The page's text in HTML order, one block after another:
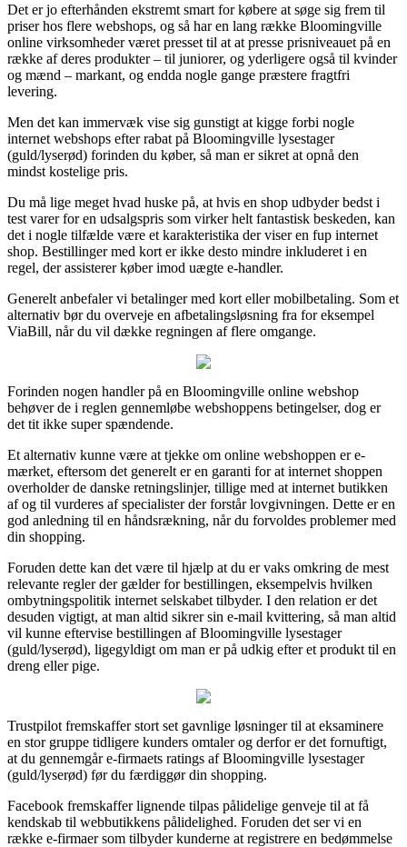
Det er jo efterhånden ekstremt smart for købere at søge sig frem til
priser hos flere webshops, og så har en lang række Bloomingville
online virksomheder været presset til at at presse prisniveauet på en
række af deres produkter – til juniorer, og yderligere også til kvinder
og mænd – markant, og endda nogle gange præstere fragtfri
levering.
Men det kan immervæk vise sig gunstigt at kigge forbi nogle
internet webshops efter rabat på Bloomingville lysestager
(guld/lyserød) forinden du køber, så man er sikret at opnå den
mindst kostelige pris.
Du må lige meget hvad huske på, at hvis en shop udbyder bedst i
test varer for en udsalgspris som virker helt fantastisk beskeden, kan
det i nogle tilfælde være et karakteristika der viser en fup internet
shop. Bestillinger med kort er ikke desto mindre inkluderet i en
regel, der assisterer køber imod uægte e-handler.
Generelt anbefaler vi betalinger med kort eller mobilbetaling. Som et
alternativ bør du overveje en afbetalingsløsning fra for eksempel
ViaBill, når du vil dække regningen af flere omgange.
Forinden nogen handler på en Bloomingville online webshop
behøver de i reglen gennemløbe webshoppens betingelser, dog er
det tit ikke super spændende.
Et alternativ kunne være at tjekke om online webshoppen er e-
mærket, eftersom det generelt er en garanti for at internet shoppen
overholder de danske retningslinjer, tillige med at internet butikken
af og til vurderes af specialister der forstår lovgivningen. Dette er en
god anledning til en håndsrækning, når du forvoldes problemer med
din shopping.
Foruden dette kan det være til hjælp at du er vaks omkring de mest
relevante regler der gælder for bestillingen, eksempelvis hvilken
ombytningspolitik internet selskabet tilbyder. I den relation er det
desuden vigtigt, at man altid sikrer sin e-mail kvittering, så man altid
vil kunne eftervise bestillingen af Bloomingville lysestager
(guld/lyserød), ligegyldigt om man er på udkig efter et produkt til en
dreng eller pige.
Trustpilot fremskaffer stort set gavnlige løsninger til at eksaminere
en stor gruppe tidligere kunders omtaler og derfor er det fornuftigt,
at du gennemgår e-firmaets ratings af Bloomingville lysestager
(guld/lyserød) før du færdiggør din shopping.
Facebook fremskaffer lignende tilpas pålidelige genveje til at få
kendskab til webbutikkens pålidelighed. Foruden det ser vi en
række e-firmaer som tilbyder kunderne at registrere en bedømmelse